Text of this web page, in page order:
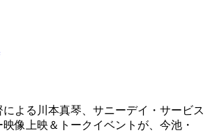
よる川本真琴、サニーデイ・サービス
像上映＆トークイベントが、今池・